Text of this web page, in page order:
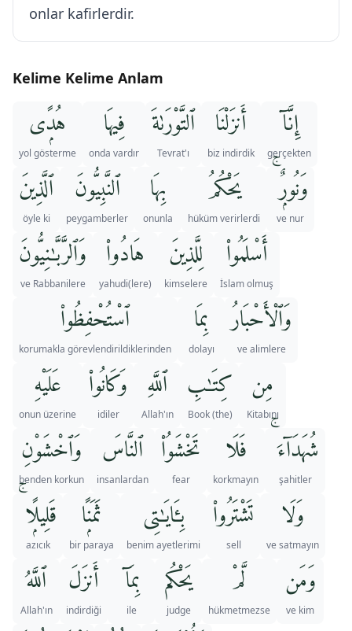
onlar kafirlerdir.
Kelime Kelime Anlam
إِنَّآ
gerçekten
أَنزَلْنَا
biz indirdik
ٱلتَّوْرَىٰةَ
Tevrat'ı
فِيهَا
onda vardır
هُدًۭى
yol gösterme
وَنُورٌۭ ۚ
ve nur
يَحْكُمُ
hüküm verirlerdi
بِهَا
onunla
ٱلنَّبِيُّونَ
peygamberler
ٱلَّذِينَ
öyle ki
أَسْلَمُوا۟
İslam olmuş
لِلَّذِينَ
kimselere
هَادُوا۟
yahudi(lere)
وَٱلرَّبَّـٰنِيُّونَ
ve Rabbanilere
وَٱلْأَحْبَارُ
ve alimlere
بِمَا
dolayı
ٱسْتُحْفِظُوا۟
korumakla görevlendirildiklerinden
مِن
Kitabını
كِتَـٰبِ
(the) Book
ٱللَّهِ
Allah'ın
وَكَانُوا۟
idiler
عَلَيْهِ
onun üzerine
شُهَدَآءَ ۚ
şahitler
فَلَا
korkmayın
تَخْشَوُا۟
fear
ٱلنَّاسَ
insanlardan
وَٱخْشَوْنِ
benden korkun
وَلَا
ve satmayın
تَشْتَرُوا۟
sell
بِـَٔايَـٰتِى
benim ayetlerimi
ثَمَنًۭا
bir paraya
قَلِيلًۭا ۚ
azıcık
وَمَن
ve kim
لَّمْ
hükmetmezse
يَحْكُم
judge
بِمَآ
ile
أَنزَلَ
indirdiği
ٱللَّهُ
Allah'ın